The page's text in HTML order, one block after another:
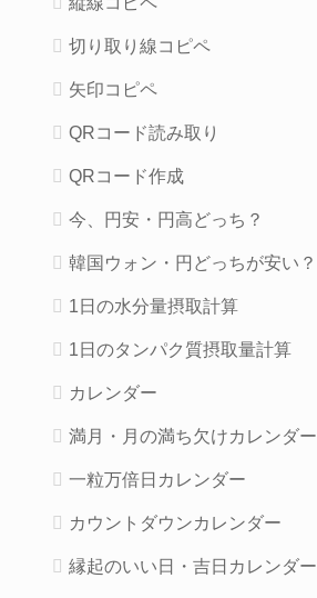
切り取り線コピペ
矢印コピペ
QRコード読み取り
QRコード作成
今、円安・円高どっち？
韓国ウォン・円どっちが安い？
1日の水分量摂取計算
1日のタンパク質摂取量計算
カレンダー
満月・月の満ち欠けカレンダー
一粒万倍日カレンダー
カウントダウンカレンダー
縁起のいい日・吉日カレンダー